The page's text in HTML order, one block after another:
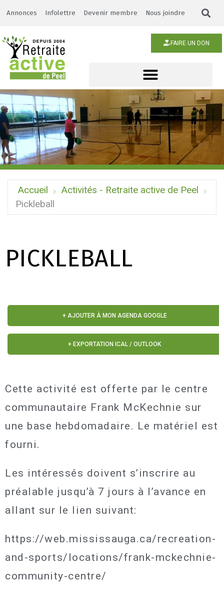
Annonces Infolettre Devenir membre Nous joindre
FAIRE UN DON
Accueil
Activités - Retraite active de Peel
Pickleball
PICKLEBALL
+ AJOUTER À MON AGENDA GOOGLE
+ EXPORTATION ICAL / OUTLOOK
Cette activité est offerte par le centre
communautaire Frank McKechnie sur
une base hebdomadaire. Le matériel est
fourni.
Les intéressés doivent s’inscrire au
préalable jusqu’à 7 jours à l’avance en
allant sur le lien suivant:
https://web.mississauga.ca/recreation-
and-sports/locations/frank-mckechnie-
community-centre/